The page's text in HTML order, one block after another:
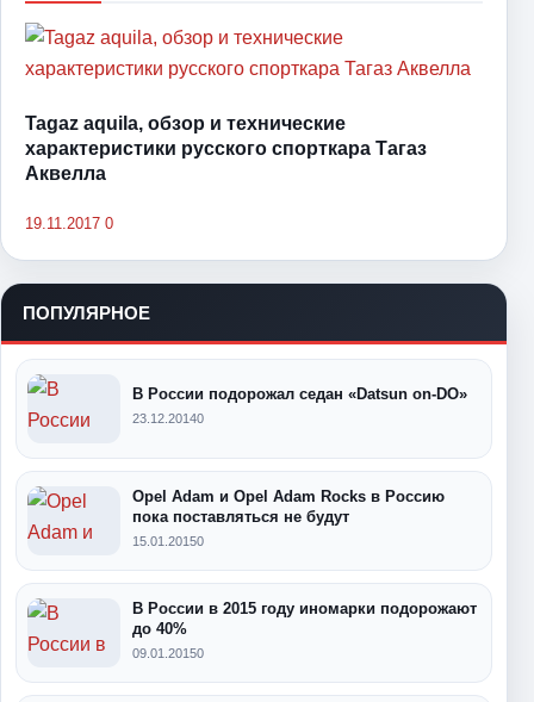
Tagaz aquila, обзор и технические
характеристики русского спорткара Тагаз
Аквелла
19.11.2017 0
ПОПУЛЯРНОЕ
В России подорожал седан «Datsun on-DO»
23.12.20140
Opel Adam и Opel Adam Rocks в Россию
пока поставляться не будут
15.01.20150
В России в 2015 году иномарки подорожают
до 40%
09.01.20150